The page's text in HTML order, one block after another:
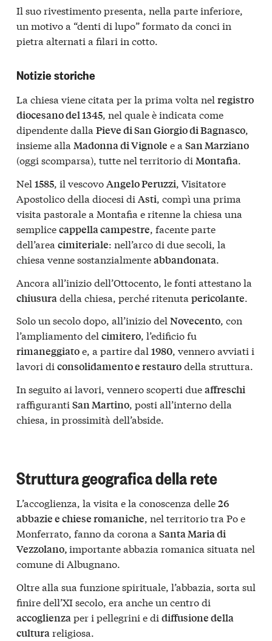
Il suo rivestimento presenta, nella parte inferiore,
un motivo a “denti di lupo” formato da conci in
pietra alternati a filari in cotto.
Notizie storiche
La chiesa viene citata per la prima volta nel registro
diocesano del 1345, nel quale è indicata come
dipendente dalla Pieve di San Giorgio di Bagnasco,
insieme alla Madonna di Vignole e a San Marziano
(oggi scomparsa), tutte nel territorio di Montafia.
Nel 1585, il vescovoAngelo Peruzzi, Visitatore
Apostolico della diocesi di Asti, compì una prima
visita pastorale a Montafia e ritenne la chiesa una
semplicecappella campestre, facente parte
dell’area cimiteriale: nell’arco di due secoli, la
chiesa venne sostanzialmenteabbandonata.
Ancora all’inizio dell’Ottocento, le fonti attestano la
chiusura della chiesa, perché ritenuta pericolante
Solo un secolo dopo, all’inizio del Novecento, con
l’ampliamento del cimitero, l’edificio fu
rimaneggiatoe, a partire dal 1980, vennero avviati i
lavori di consolidamento e restaurodella struttura.
In seguito ai lavori, vennero scoperti dueaffreschi
raffiguranti San Martino, posti all’interno della
chiesa, in prossimità dell’abside.
Struttura geografica della rete
L’accoglienza, la visita e la conoscenza delle26
abbazie e chiese romaniche, nel territorio tra Po e
Monferrato, fanno da corona a Santa Maria di
Vezzolano,importante abbazia romanica situata nel
comune di Albugnano.
Oltre alla sua funzione spirituale, l’abbazia, sorta sul
finire dell’XI secolo, era anche un centro di
accoglienzaper i pellegrini e di diffusione della
culturareligiosa.